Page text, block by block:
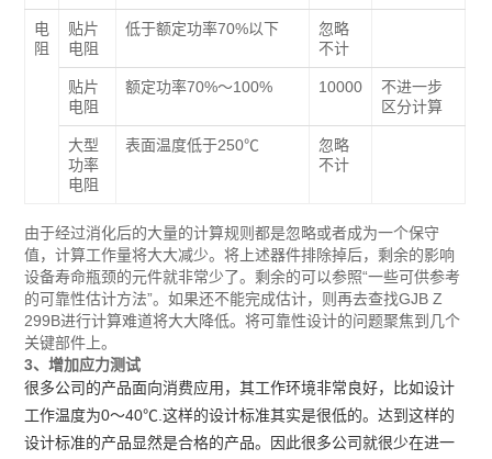
电
阻
贴片
电阻
低于额定功率70%以下
忽略
不计
贴片
电阻
额定功率70%～100% 10000
不进一步
区分计算
大型
功率
电阻
表面温度低于250℃
忽略
不计
由于经过消化后的大量的计算规则都是忽略或者成为一个保守
值，计算工作量将大大减少。将上述器件排除掉后，剩余的影响
设备寿命瓶颈的元件就非常少了。剩余的可以参照“一些可供参考
的可靠性估计方法”。如果还不能完成估计，则再去查找GJB Z
299B进行计算难道将大大降低。将可靠性设计的问题聚焦到几个
关键部件上。
3、增加应力测试
很多公司的产品面向消费应用，其工作环境非常良好，比如设计
工作温度为0～40℃.这样的设计标准其实是很低的。达到这样的
设计标准的产品显然是合格的产品。因此很多公司就很少在进一